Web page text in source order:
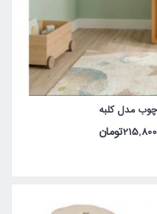
مدل کلبه